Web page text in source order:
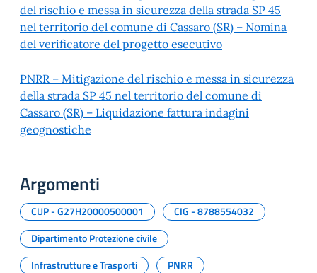
del rischio e messa in sicurezza della strada SP 45
nel territorio del comune di Cassaro (SR) – Nomina
del verificatore del progetto esecutivo
PNRR – Mitigazione del rischio e messa in sicurezza
della strada SP 45 nel territorio del comune di
Cassaro (SR) – Liquidazione fattura indagini
geognostiche
Argomenti
CUP - G27H20000500001
CIG - 8788554032
Dipartimento Protezione civile
Infrastrutture e Trasporti
PNRR